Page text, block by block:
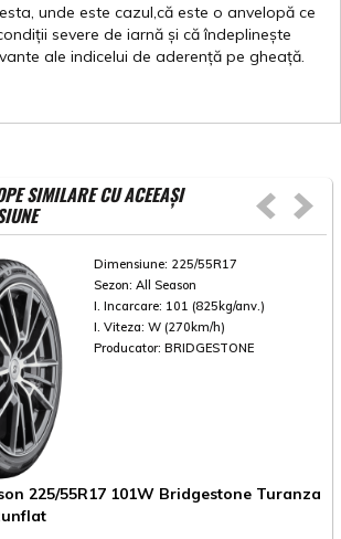
, unde este cazul,că este o anvelopă ce
severe de iarnă și că îndeplinește
ale indicelui de aderență pe gheață.
SIMILARE CU ACEEAȘI
Dimensiune: 225/55R17
Sezon: All Season
I. Incarcare: 101 (825kg/anv.)
I. Viteza: W (270km/h)
Producator: BRIDGESTONE
225/55R17 101W Bridgestone Turanza